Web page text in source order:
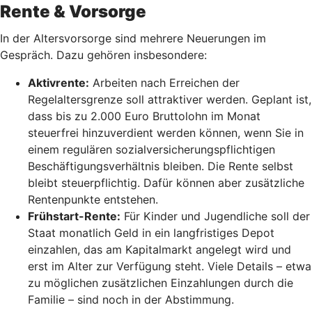
Rente & Vorsorge
In der Altersvorsorge sind mehrere Neuerungen im
Gespräch. Dazu gehören insbesondere:
Aktivrente: Arbeiten nach Erreichen der
Regelaltersgrenze soll attraktiver werden. Geplant ist,
dass bis zu 2.000 Euro Bruttolohn im Monat
steuerfrei hinzuverdient werden können, wenn Sie in
einem regulären sozialversicherungspflichtigen
Beschäftigungsverhältnis bleiben. Die Rente selbst
bleibt steuerpflichtig. Dafür können aber zusätzliche
Rentenpunkte entstehen.
Frühstart-Rente: Für Kinder und Jugendliche soll der
Staat monatlich Geld in ein langfristiges Depot
einzahlen, das am Kapitalmarkt angelegt wird und
erst im Alter zur Verfügung steht. Viele Details – etwa
zu möglichen zusätzlichen Einzahlungen durch die
Familie – sind noch in der Abstimmung.